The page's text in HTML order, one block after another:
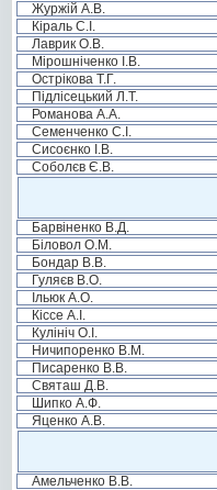
Журжій А.В.
Кіраль С.І.
Лаврик О.В.
Мірошніченко І.В.
Острікова Т.Г.
Підлісецький Л.Т.
Романова А.А.
Семенченко С.І.
Сисоєнко І.В.
Соболєв Є.В.
Барвіненко В.Д.
Біловол О.М.
Бондар В.В.
Гуляєв В.О.
Ільюк А.О.
Кіссе А.І.
Кулініч О.І.
Ничипоренко В.М.
Писаренко В.В.
Святаш Д.В.
Шипко А.Ф.
Яценко А.В.
Амельченко В.В.